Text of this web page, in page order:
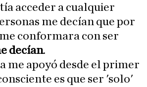
acceder a cualquier
me decían que por
conformara con ser
decían.
me apoyó desde el primer
es que ser 'solo'